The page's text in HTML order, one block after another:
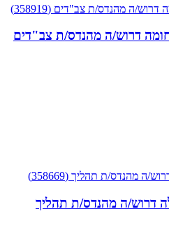
דרוש/ה מהנדס/ת צב"דים
דרוש/ה מהנדס/ת תהליך